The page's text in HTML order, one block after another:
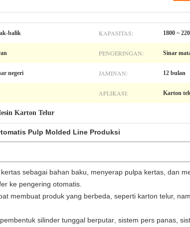
balik KAPASITAS: 1800 ~
PENGERINGAN: Sinar
negeri JAMINAN: 12 bulan
APLIKASI: Karton
Karton Telur
Pulp Molded Line Produksi
sebagai bahan baku, menyerap pulpa kertas, dan
ke pengering otomatis.
membuat produk yang berbeda, seperti karton telur,
silinder tunggal berputar , sistem pers panas,